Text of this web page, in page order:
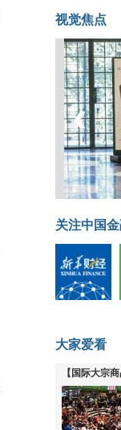
视觉焦点
菲律宾
‹
关注中国
大家爱看
【国际大宗
全线下跌